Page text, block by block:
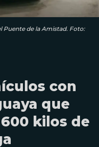
Puente de la Amistad. Foto:
con
que
kilos de